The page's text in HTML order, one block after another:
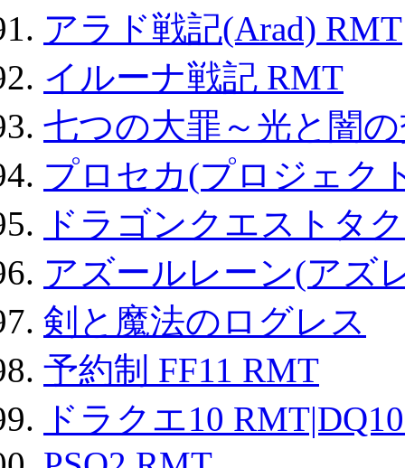
アラド戦記(Arad) RMT
イルーナ戦記 RMT
七つの大罪～光と闇
プロセカ(プロジェク
ドラゴンクエストタ
アズールレーン(アズ
剣と魔法のログレス
予約制 FF11 RMT
ドラクエ10